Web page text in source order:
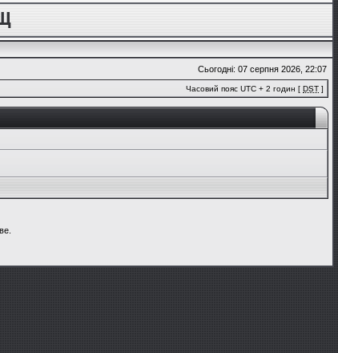
Сьогодні: 07 серпня 2026, 22:07
Часовий пояс UTC + 2 годин [ DST ]